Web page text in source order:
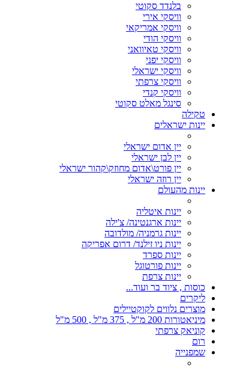
בלנדד סקוטי
וויסקי אירי
וויסקי אמריקאי
וויסקי הודי
וויסקי טאיוואני
וויסקי יפני
וויסקי ישראלי
וויסקי צרפתי
וויסקי קנדי
סינגל מאלט סקוטי
טקילה
יינות ישראלים
יין אדום ישראלי
יין לבן ישראלי
יין פורט\אדום מחוזק\קהור ישראלי
יין רוזה ישראלי
יינות מהעולם
יינות איטליה
יינות ארגנטינה/ צ'ילה
יינות גרמניה/ מולדובה
יינות ניו זילנד/ דרום אפריקה
יינות ספרד
יינות פורטוגל
יינות צרפת
כוסות , ציוד בר ועוד...
ליקרים
מוצרים נלווים לקוקטיילים
מיניאטורות 200 מ"ל , 375 מ"ל , 500 מ"ל
קוניאק צרפתי
רום
שמפנייה